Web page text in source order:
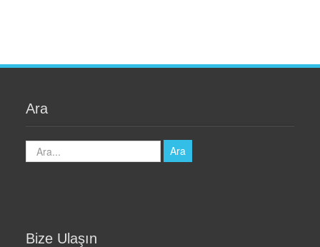
Ara
arama... Ara
Bize Ulaşın